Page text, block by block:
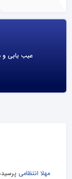
عیب یابی و
مهلا انتظامی